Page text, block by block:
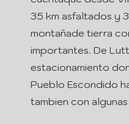
35 km asfaltados y
montañade tierra
importantes. De
estacionamiento
Pueblo Escondido
tambien con